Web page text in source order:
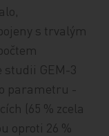
s trvalým
studii GEM-3
parametru -
(65 % zcela
oproti 26 %